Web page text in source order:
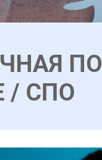
/ СПО